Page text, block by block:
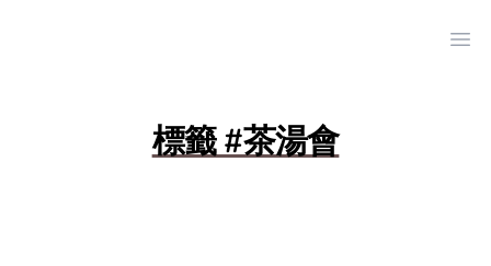
標籤 #茶湯會